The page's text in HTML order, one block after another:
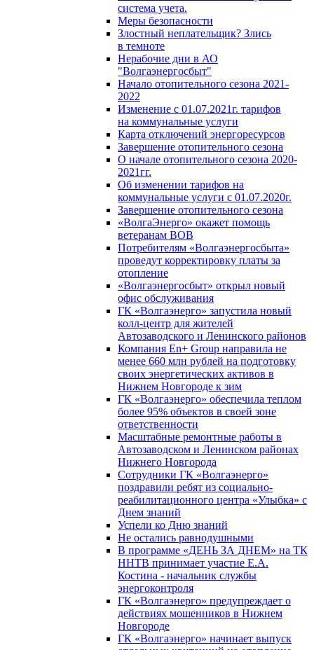
система учета.
Меры безопасности
Злостный неплательщик? Злись
в темноте
Нерабочие дни в АО
"Волгаэнергосбыт"
Начало отопительного сезона 2021-
2022
Изменение с 01.07.2021г. тарифов
на коммунальные услуги
Карта отключений энергоресурсов
Завершение отопительного сезона
О начале отопительного сезона 2020-
2021гг.
Об изменении тарифов на
коммунальные услуги с 01.07.2020г.
Завершение отопительного сезона
«ВолгаЭнерго» окажет помощь
ветеранам ВОВ
Потребителям «Волгаэнергосбыта»
проведут корректировку платы за
отопление
«Волгаэнергосбыт» открыл новый
офис обслуживания
ГК «Волгаэнерго» запустила новый
колл-центр для жителей
Автозаводского и Ленинского районов
Компания En+ Group направила не
менее 660 млн рублей на подготовку
своих энергетических активов в
Нижнем Новгороде к зим
ГК «Волгаэнерго» обеспечила теплом
более 95% объектов в своей зоне
ответственности
Масштабные ремонтные работы в
Автозаводском и Ленинском районах
Нижнего Новгорода
Сотрудники ГК «Волгаэнерго»
поздравили ребят из социально-
реабилитационного центра «Улыбка» с
Днем знаний
Успели ко Дню знаний
Не остались равнодушными
В программе «ДЕНЬ ЗА ДНЕМ» на ТК
ННТВ принимает участие Е.А.
Костина - начальник службы
энергоконтроля
ГК «Волгаэнерго» предупреждает о
действиях мошенников в Нижнем
Новгороде
ГК «Волгаэнерго» начинает выпуск